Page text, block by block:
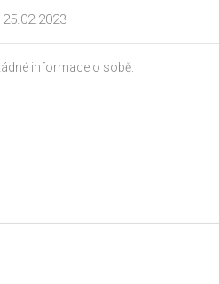
informace o sobě.